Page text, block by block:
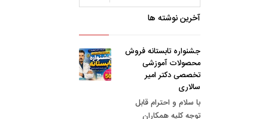
آخرین نوشته ها
جشنواره تابستانه فروش
محصولات آموزشی
تخصصی دکتر امیر
سالاری
با سلام و احترام قابل
توجه کلیه همکاران